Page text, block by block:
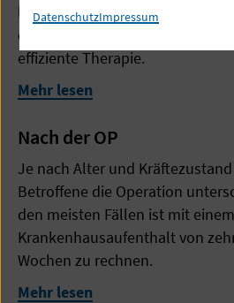
letzten Jahren deutlich
europäischen Onkologie die
effiziente Therapie.
Mehr lesen
Nach der OP
Je nach Alter und
Betroffene die Operation
den meisten Fällen ist mit einem
Krankenhausaufenthalt von
Wochen zu rechnen.
Mehr lesen
DatenschutzImpressum